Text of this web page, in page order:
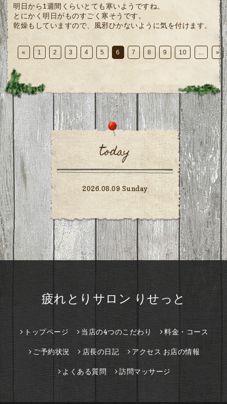
明日から1週間くらいとても寒いようですね。
とにかく明日がものすごく寒そうです。
乾燥もしていますので、風邪ひかないように気を付けます。
« 1 2 3 4 5 6 7 8 9 10 ... »
today
2026.08.09 Sunday
疲れとりサロン りせっと
トップページ 当店の4つのこだわり 料金・コース
ご予約状況 店長の日記 アクセス お店の情報
よくある質問 訪問マッサージ